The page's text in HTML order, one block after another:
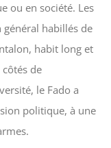
ou en société. Les
habillés de
habit long et
de
le Fado a
politique, à une